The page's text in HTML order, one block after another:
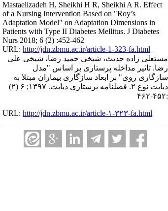
Mastaelizadeh H, Sheikhi H R, Sheikhi A R. Effect
of a Nursing Intervention Based on "Roy’s
Adaptation Model" on Adaptation Dimensions in
Patients with Type II Diabetes Mellitus. J Diabetes
Nurs 2018; 6 (2) :452-462
URL: http://jdn.zbmu.ac.ir/article-1-323-fa.html
مستعلی زاده حدیث، شیخی حمید رضا، شیخی علی
رضا. تاثیر مداخله پرستاری بر اساس "مدل
سازگاری روی" بر ابعاد سازگاری بیماران مبتلا به
دیابت نوع ۲. فصلنامه پرستاری دیابت. ۱۳۹۷; ۶ (۲)
:۴۵۲-۴۶۲
URL: http://jdn.zbmu.ac.ir/article-۱-۳۲۳-fa.html